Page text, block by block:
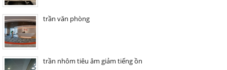
trần văn phòng
trần nhôm tiêu âm giảm tiếng ồn